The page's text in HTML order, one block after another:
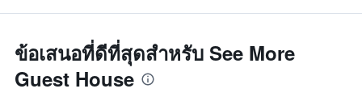
ข้อเสนอที่ดีที่สุดสำหรับ See More
Guest House